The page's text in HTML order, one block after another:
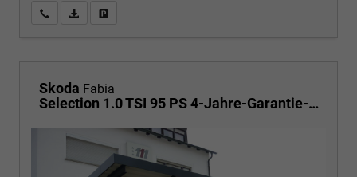
Wir rufen Sie anPDF-Fahrzeugexposé drucken
Skoda Fabia
Selection 1.0 TSI 95 PS 4-Jahre-Garantie-AppleCarPlay-AndroidAuto-LED-PDC-Sitzheizung-DAB-Klima